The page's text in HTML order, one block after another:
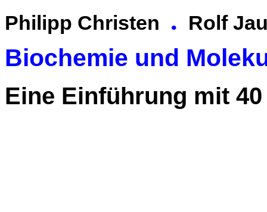
Philipp Christen . Rolf
Biochemie und
Eine Einführung mit